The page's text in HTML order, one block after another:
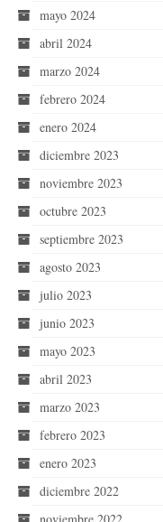
mayo 2024
abril 2024
marzo 2024
febrero 2024
enero 2024
diciembre 2023
noviembre 2023
octubre 2023
septiembre 2023
agosto 2023
julio 2023
junio 2023
mayo 2023
abril 2023
marzo 2023
febrero 2023
enero 2023
diciembre 2022